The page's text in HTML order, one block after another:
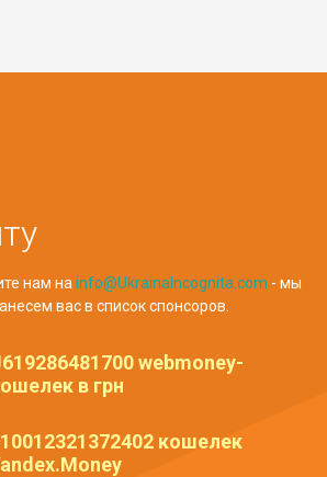
нам на info@UkrainaIncognita.com - мы
вас в список спонсоров.
webmoney-
в грн
кошелек